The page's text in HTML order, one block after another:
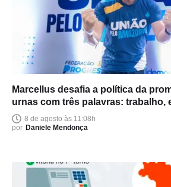
Marcellus desafia a política da
urnas com três palavras: trabalho,
entrega
8 de agosto às 11:08h
por Daniele Mendonça